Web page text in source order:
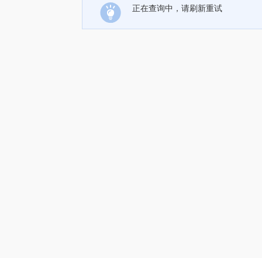
正在查询中，请刷新重试